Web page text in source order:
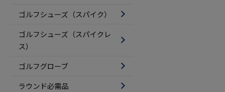
ゴルフシューズ（スパイク）
ゴルフシューズ（スパイクレ
ス）
ゴルフグローブ
ラウンド必需品